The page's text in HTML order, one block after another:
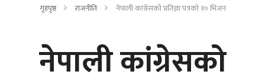
गृहपृष्ठ राजनीति नेपाली कांग्रेसको प्रतिज्ञा पत्रको १० भिजन
नेपाली कांग्रेसको